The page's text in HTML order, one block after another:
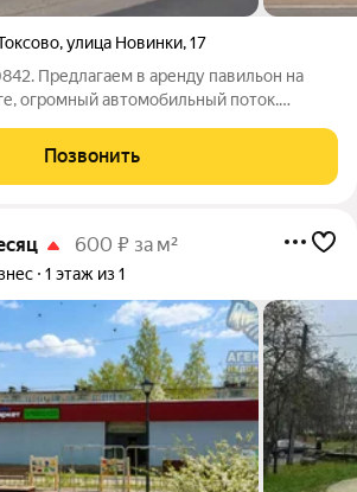
,улица Новинки,17
на
огромный автомобильный поток.
потолков 3м; Этаж 1;
Позвонить
600 ₽ за м²
1 этаж из 1